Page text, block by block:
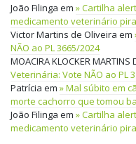
João Filinga em
Cartilha
medicamento veterinário
Victor Martins de Oliveira em
NÃO ao PL 3665/2024
MOACIRA KLOCKER MARTINS
Veterinária: Vote NÃO ao PL
Patrícia em
Mal súbito em
morte cachorro que tomou
João Filinga em
Cartilha
medicamento veterinário